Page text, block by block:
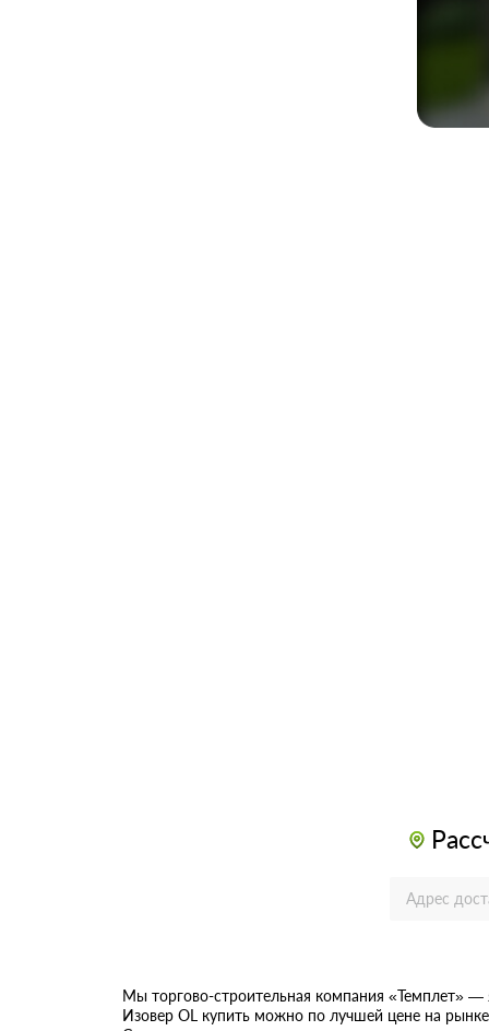
Мы торгово-строительная компания «Темплет»
Изовер OL купить можно по лучшей цене на